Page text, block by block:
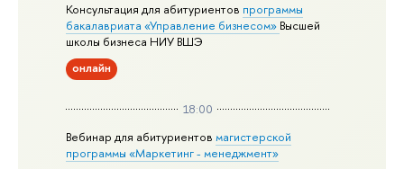
Консультация для абитуриентов программы
бакалавриата «Управление бизнесом» Высшей
школы бизнеса НИУ ВШЭ
онлайн
18:00
Вебинар для абитуриентовмагистерской
программы «Маркетинг - менеджмент»